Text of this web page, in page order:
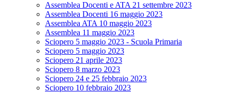
Assemblea Docenti e ATA 21 settembre 2023
Assemblea Docenti 16 maggio 2023
Assemblea ATA 10 maggio 2023
Assemblea 11 maggio 2023
Sciopero 5 maggio 2023 - Scuola Primaria
Sciopero 5 maggio 2023
Sciopero 21 aprile 2023
Sciopero 8 marzo 2023
Sciopero 24 e 25 febbraio 2023
Sciopero 10 febbraio 2023